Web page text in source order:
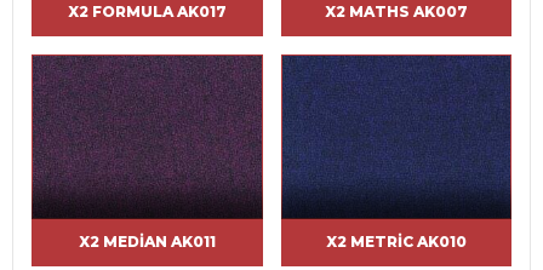
X2 FORMULA AK017 X2 MATHS AK007
X2 MEDIAN AK011 X2 METRIC AK010